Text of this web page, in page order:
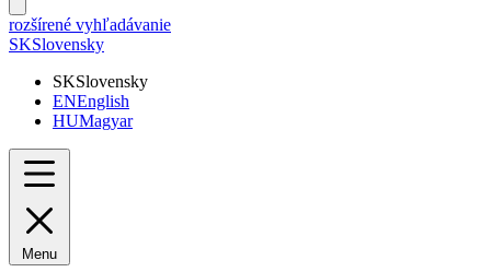
rozšírené vyhľadávanie
SKSlovensky
SKSlovensky
ENEnglish
HUMagyar
Menu